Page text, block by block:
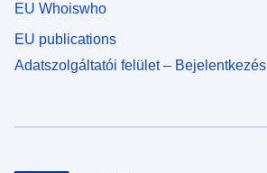
EU Whoiswho
EU publications
Adatszolgáltatói felület – Bejelentkezés